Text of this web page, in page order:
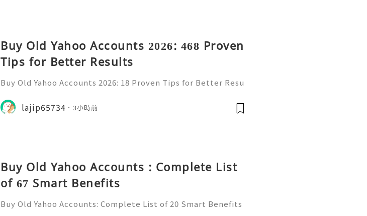
Buy Old Yahoo Accounts 2026: 468 Proven
Tips for Better Results
Buy Old Yahoo Accounts 2026: 18 Proven Tips for Better Resu
messages, professional communication, freelancing, online
projects, subscriptio
lajip65734 3小時前
Buy Old Yahoo Accounts : Complete List
of 67 Smart Benefits
Buy Old Yahoo Accounts: Complete List of 20 Smart Benefits